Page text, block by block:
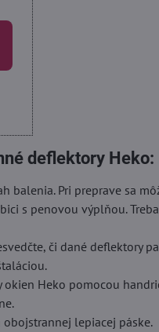
deflektory Heko:
balenia. Pri preprave sa
s penovou výplňou. Treba
či dané deflektory
Heko pomocou
lepiacej páske.